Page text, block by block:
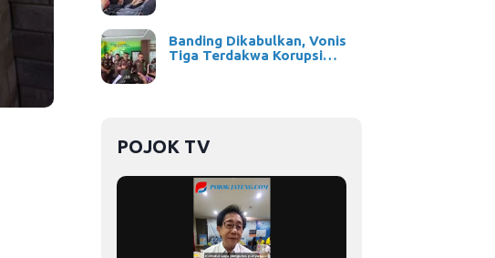
Banding Dikabulkan, Vonis
Tiga Terdakwa Korupsi…
POJOK TV